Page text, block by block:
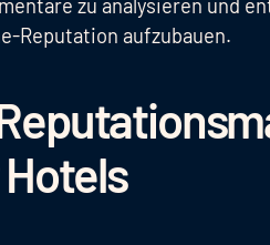
zu analysieren und
Reputation aufzubauen.